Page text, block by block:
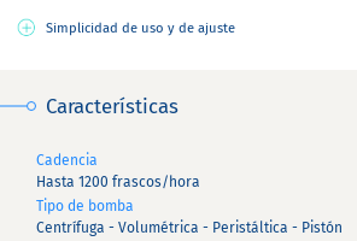
Simplicidad de uso y de ajuste
Características
Cadencia
Hasta 1200 frascos/hora
Tipo de bomba
Centrífuga - Volumétrica - Peristáltica - Pistón